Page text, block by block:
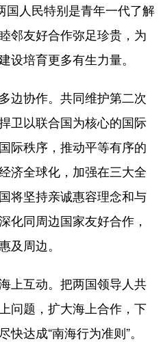
国人民特别是青年一代了解
邻友好合作弥足珍贵，为
设培育更多有生力量。
协作。共同维护第二次
卫以联合国为核心的国际
际秩序，推动平等有序的
济全球化，加强在三大全
将坚持亲诚惠容理念和与
化同周边国家友好合作，
及周边。
互动。把两国领导人共
问题，扩大海上合作，下
达成“南海行为准则”。